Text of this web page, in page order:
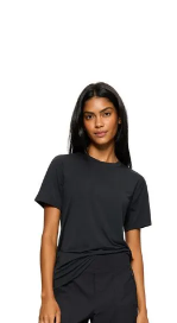
Pase el mouse